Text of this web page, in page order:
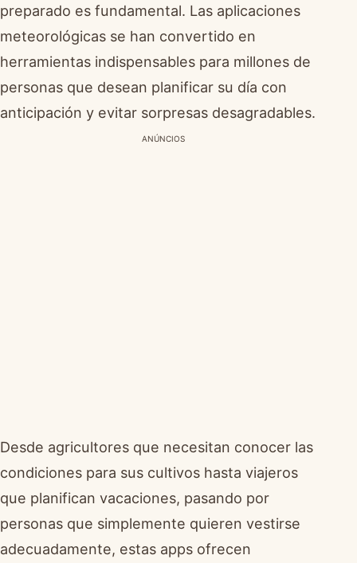
preparado es fundamental. Las aplicaciones
meteorológicas se han convertido en
herramientas indispensables para millones de
personas que desean planificar su día con
anticipación y evitar sorpresas desagradables.
ANÚNCIOS
Desde agricultores que necesitan conocer las
condiciones para sus cultivos hasta viajeros
que planifican vacaciones, pasando por
personas que simplemente quieren vestirse
adecuadamente, estas apps ofrecen